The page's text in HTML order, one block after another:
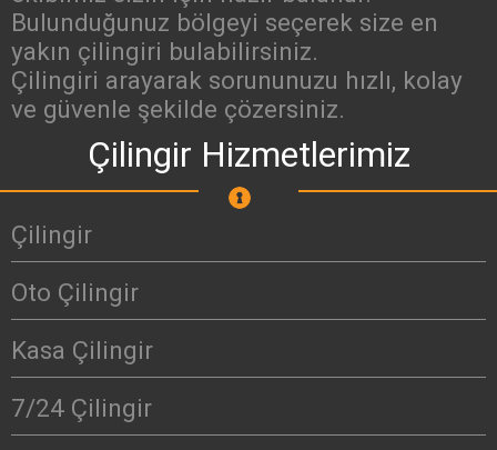
Bulunduğunuz bölgeyi seçerek size en
yakın çilingiri bulabilirsiniz.
Çilingiri arayarak sorununuzu hızlı, kolay
ve güvenle şekilde çözersiniz.
Çilingir Hizmetlerimiz
Çilingir
Oto Çilingir
Kasa Çilingir
7/24 Çilingir